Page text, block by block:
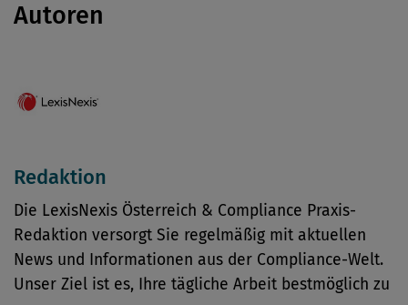
Autoren
Redaktion
Die LexisNexis Österreich & Compliance Praxis-
Redaktion versorgt Sie regelmäßig mit aktuellen
News und Informationen aus der Compliance-Welt.
Unser Ziel ist es, Ihre tägliche Arbeit bestmöglich zu